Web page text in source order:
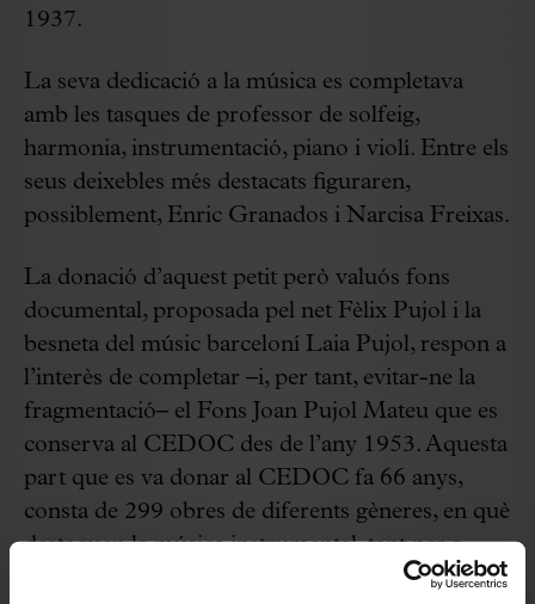
1937.
La seva dedicació a la música es completava
amb les tasques de professor de solfeig,
harmonia, instrumentació, piano i violí. Entre els
seus deixebles més destacats figuraren,
possiblement, Enric Granados i Narcisa Freixas.
La donació d’aquest petit però valuós fons
documental, proposada pel net Fèlix Pujol i la
besneta del músic barceloní Laia Pujol, respon a
l’interès de completar –i, per tant, evitar-ne la
fragmentació– el Fons Joan Pujol Mateu que es
conserva al CEDOC des de l’any 1953. Aquesta
part que es va donar al CEDOC fa 66 anys,
consta de 299 obres de diferents gèneres, en què
destaquen la música instrumental, tant per a
orquestra com música de cambra (quartets de